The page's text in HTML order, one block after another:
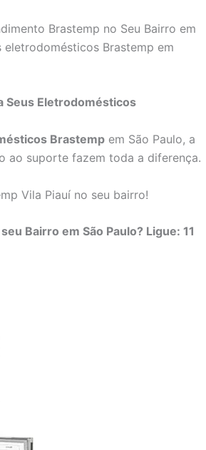
Brastemp no Seu Bairro em
Brastemp em
Seus Eletrodomésticos
Brastemp em São Paulo, a
ao suporte fazem toda a diferença.
Vila Piauí no seu bairro!
Bairro em São Paulo? Ligue: 11